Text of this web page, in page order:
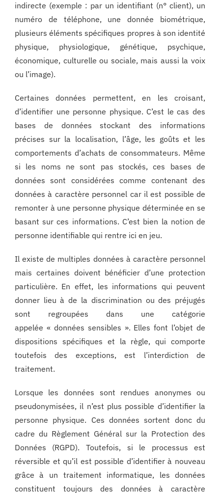
indirecte (exemple : par un identifiant (n° client), un
numéro de téléphone, une donnée biométrique,
plusieurs éléments spécifiques propres à son identité
physique, physiologique, génétique, psychique,
économique, culturelle ou sociale, mais aussi la voix
ou l’image).
Certaines données permettent, en les croisant,
d’identifier une personne physique. C’est le cas des
bases de données stockant des informations
précises sur la localisation, l’âge, les goûts et les
comportements d’achats de consommateurs. Même
si les noms ne sont pas stockés, ces bases de
données sont considérées comme contenant des
données à caractère personnel car il est possible de
remonter à une personne physique déterminée en se
basant sur ces informations. C’est bien la notion de
personne identifiable qui rentre ici en jeu.
Il existe de multiples données à caractère personnel
mais certaines doivent bénéficier d’une protection
particulière. En effet, les informations qui peuvent
donner lieu à de la discrimination ou des préjugés
sont regroupées dans une catégorie
appelée « données sensibles ». Elles font l’objet de
dispositions spécifiques et la règle, qui comporte
toutefois des exceptions, est l’interdiction de
traitement.
Lorsque les données sont rendues anonymes ou
pseudonymisées, il n’est plus possible d’identifier la
personne physique. Ces données sortent donc du
cadre du Règlement Général sur la Protection des
Données (RGPD). Toutefois, si le processus est
réversible et qu’il est possible d’identifier à nouveau
grâce à un traitement informatique, les données
constituent toujours des données à caractère